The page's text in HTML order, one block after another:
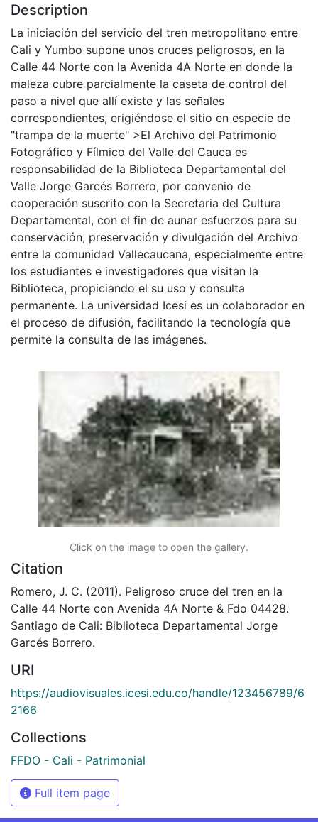
Description
La iniciación del servicio del tren metropolitano entre
Cali y Yumbo supone unos cruces peligrosos, en la
Calle 44 Norte con la Avenida 4A Norte en donde la
maleza cubre parcialmente la caseta de control del
paso a nivel que allí existe y las señales
correspondientes, erigiéndose el sitio en especie de
"trampa de la muerte" >El Archivo del Patrimonio
Fotográfico y Fílmico del Valle del Cauca es
responsabilidad de la Biblioteca Departamental del
Valle Jorge Garcés Borrero, por convenio de
cooperación suscrito con la Secretaria del Cultura
Departamental, con el fin de aunar esfuerzos para su
conservación, preservación y divulgación del Archivo
entre la comunidad Vallecaucana, especialmente entre
los estudiantes e investigadores que visitan la
Biblioteca, propiciando el su uso y consulta
permanente. La universidad Icesi es un colaborador en
el proceso de difusión, facilitando la tecnología que
permite la consulta de las imágenes.
Click on the image to open the gallery.
Citation
Romero, J. C. (2011). Peligroso cruce del tren en la
Calle 44 Norte con Avenida 4A Norte & Fdo 04428.
Santiago de Cali: Biblioteca Departamental Jorge
Garcés Borrero.
URI
https://audiovisuales.icesi.edu.co/handle/123456789/6
2166
Collections
FFDO - Cali - Patrimonial
Full item page